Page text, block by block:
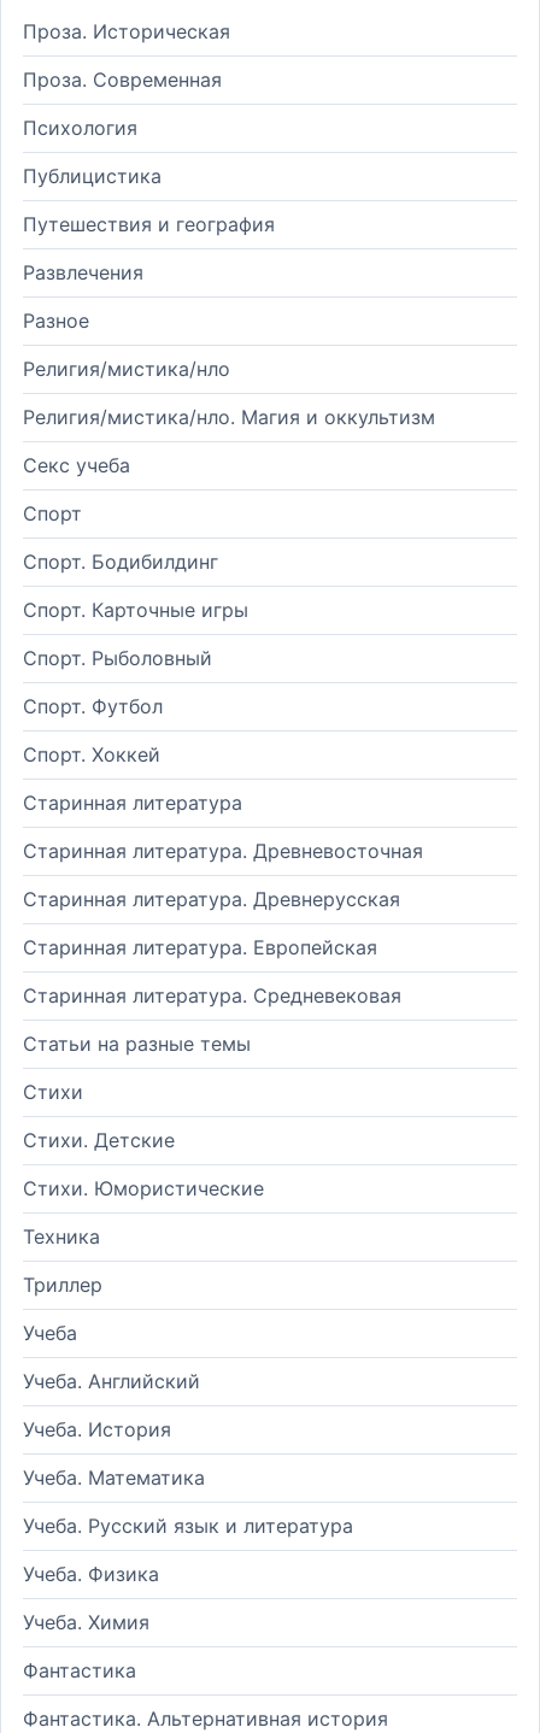
Проза. Историческая
Проза. Современная
Психология
Публицистика
Путешествия и география
Развлечения
Разное
Религия/мистика/нло
Религия/мистика/нло. Магия и оккультизм
Секс учеба
Спорт
Спорт. Бодибилдинг
Спорт. Карточные игры
Спорт. Рыболовный
Спорт. Футбол
Спорт. Хоккей
Старинная литература
Старинная литература. Древневосточная
Старинная литература. Древнерусская
Старинная литература. Европейская
Старинная литература. Средневековая
Статьи на разные темы
Стихи
Стихи. Детские
Стихи. Юмористические
Техника
Триллер
Учеба
Учеба. Английский
Учеба. История
Учеба. Математика
Учеба. Русский язык и литература
Учеба. Физика
Учеба. Химия
Фантастика
Фантастика. Альтернативная история